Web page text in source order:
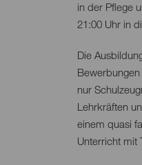
in der Pflege
21:00 Uhr in
Die
nur
Lehrkräften
einem quasi
Unterricht mit